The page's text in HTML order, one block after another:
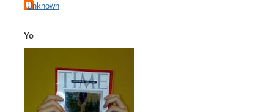
Unknown
Yo